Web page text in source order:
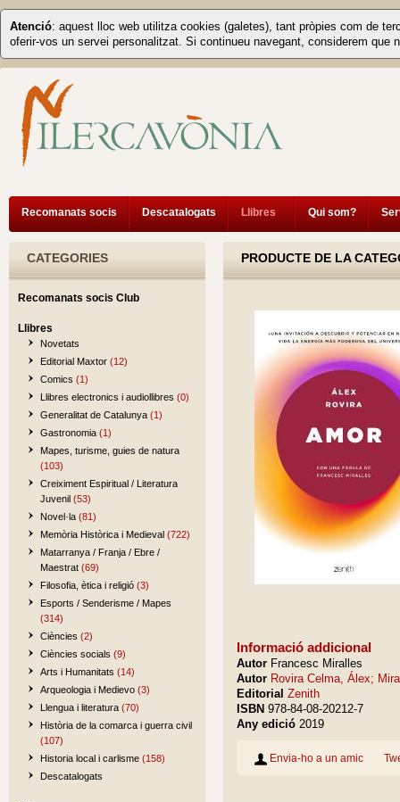
Atenció: aquest lloc web utilitza cookies (galetes), tant pròpies com de
oferir-vos un servei personalitzat. Si continueu navegant, considerem que
Recomanats socis Descatalogats Llibres Qui som?
CATEGORIES
Recomanats socis Club
Llibres
Novetats
Editorial Maxtor (12)
Comics (1)
Llibres electronics i audiollibres (0)
Generalitat de Catalunya (1)
Gastronomia (1)
Mapes, turisme, guies de natura
(103)
Creiximent Espiritual / Literatura
Juvenil (53)
Novel·la (81)
Memòria Històrica i Medieval (722)
Matarranya / Franja / Ebre /
Maestrat (69)
Filosofia, ètica i religió (3)
Esports / Senderisme / Mapes
(314)
Ciències (2)
Ciències socials (9)
Arts i Humanitats (14)
Arqueologia i Medievo (3)
Llengua i literatura (70)
Història de la comarca i guerra civil
(107)
Historia local i carlisme (158)
Descatalogats
PRODUCTE DE LA
Informació addicional
Autor Francesc Miralles
Autor Rovira Celma, Álex;
Editorial Zenith
ISBN 978-84-08-20212-7
Any edició 2019
Envia-ho a un amic